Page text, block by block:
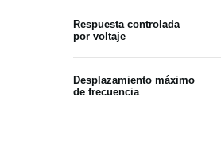
Respuesta controlada
por voltaje
Desplazamiento máximo
de frecuencia